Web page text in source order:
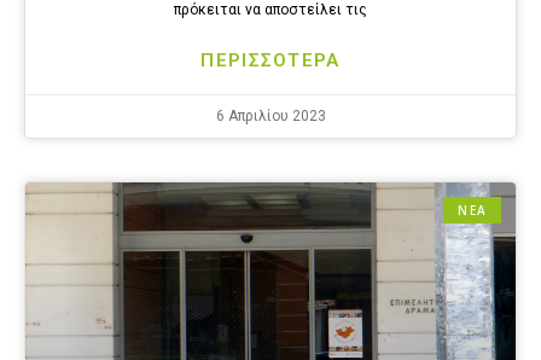
πρόκειται να αποστείλει τις
ΠΕΡΙΣΣΟΤΕΡΑ
6 Απριλίου 2023
ΝΕΑ